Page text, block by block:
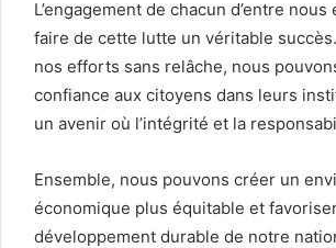
L’engagement de chacun d’entre
faire de cette lutte un véritable
nos efforts sans relâche, nous
confiance aux citoyens dans leurs
un avenir où l’intégrité et la
Ensemble, nous pouvons créer un
économique plus équitable et
développement durable de notre